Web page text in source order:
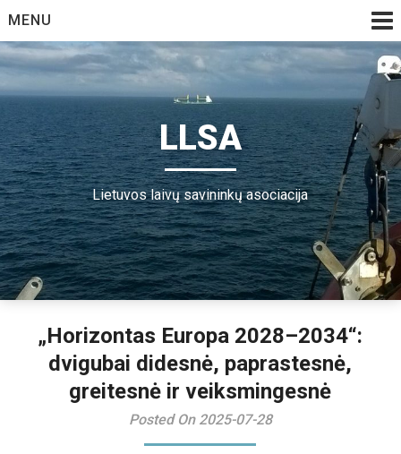
to
content
MENU
LLSA
Lietuvos laivų savininkų asociacija
„Horizontas Europa 2028–2034“:
dvigubai didesnė, paprastesnė,
greitesnė ir veiksmingesnė
Posted On 2025-07-28